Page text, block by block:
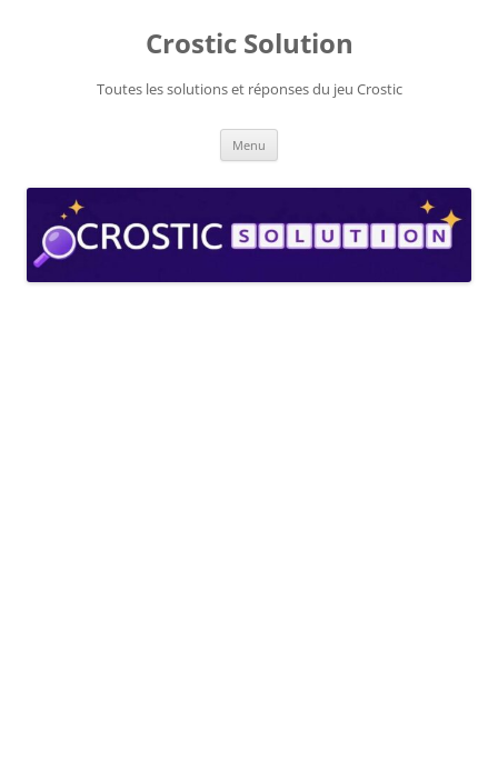
Crostic Solution
Toutes les solutions et réponses du jeu Crostic
Menu